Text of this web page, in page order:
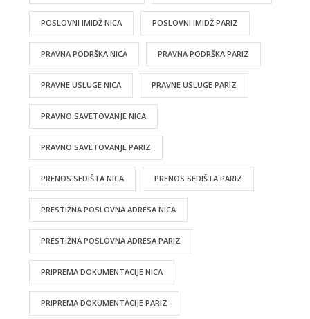
POSLOVNI IMIDŽ NICA POSLOVNI IMIDŽ PARIZ
PRAVNA PODRŠKA NICA PRAVNA PODRŠKA PARIZ
PRAVNE USLUGE NICA PRAVNE USLUGE PARIZ
PRAVNO SAVETOVANJE NICA
PRAVNO SAVETOVANJE PARIZ
PRENOS SEDIŠTA NICA PRENOS SEDIŠTA PARIZ
PRESTIŽNA POSLOVNA ADRESA NICA
PRESTIŽNA POSLOVNA ADRESA PARIZ
PRIPREMA DOKUMENTACIJE NICA
PRIPREMA DOKUMENTACIJE PARIZ